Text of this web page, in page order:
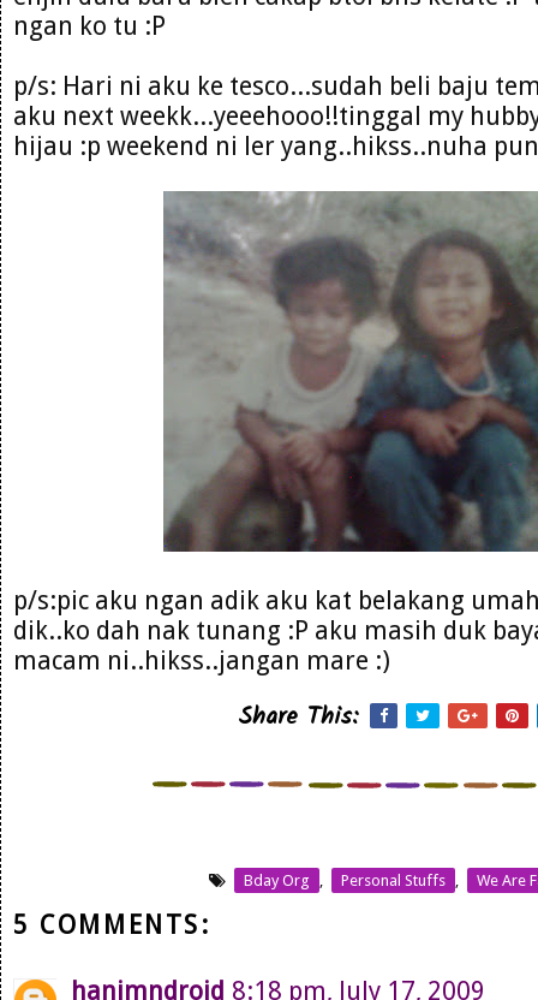
ngan ko tu :P
p/s: Hari ni aku ke tesco...sudah beli baju
aku next weekk...yeeehooo!!tinggal my
hijau :p weekend ni ler yang..hikss..nuha
p/s:pic aku ngan adik aku kat belakang
dik..ko dah nak tunang :P aku masih duk
macam ni..hikss..jangan mare :)
Share This:
Bday Org Personal Stuffs We Are
5 COMMENTS:
hanimndroid 8:18 pm, July 17, 2009